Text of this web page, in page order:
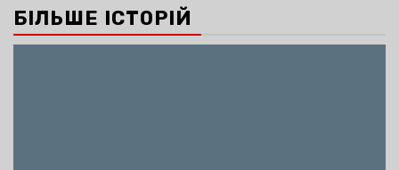
БІЛЬШЕ ІСТОРІЙ